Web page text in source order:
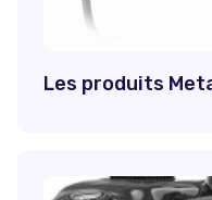
Les produits